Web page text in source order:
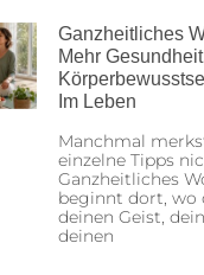
Ganzheitliches
Mehr
Im Leben
Manchmal
einzelne Tipps
Ganzheitliches
beginnt dort, wo
deinen Geist,
deinen